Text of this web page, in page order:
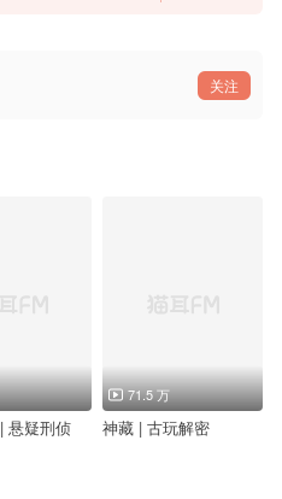
关注
悬疑刑侦
71.5 万
神藏 | 古玩解密